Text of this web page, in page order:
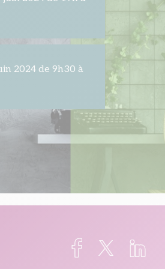
2024 de 9h30 à